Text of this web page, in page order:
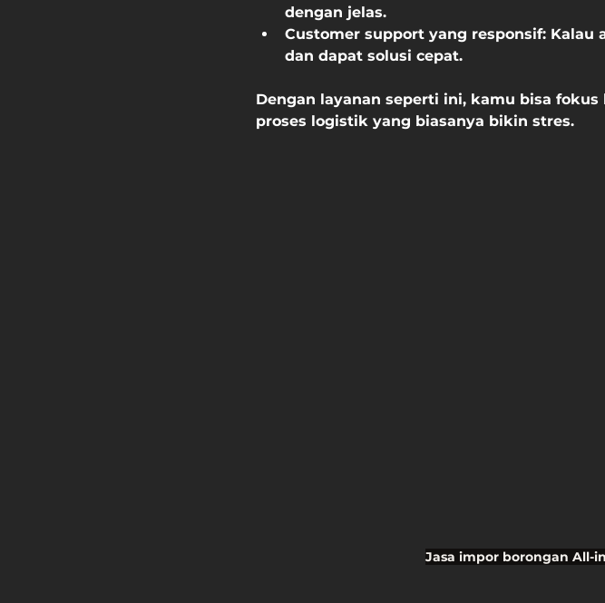
dengan jelas.
Customer support yang responsif: Kalau
dan dapat solusi cepat.
Dengan layanan seperti ini, kamu bisa
proses logistik yang biasanya bikin stres.
Jasa impor borongan All-